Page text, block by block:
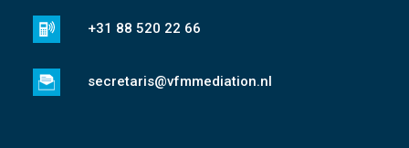
+31 88 520 22 66
secretaris@vfmmediation.nl